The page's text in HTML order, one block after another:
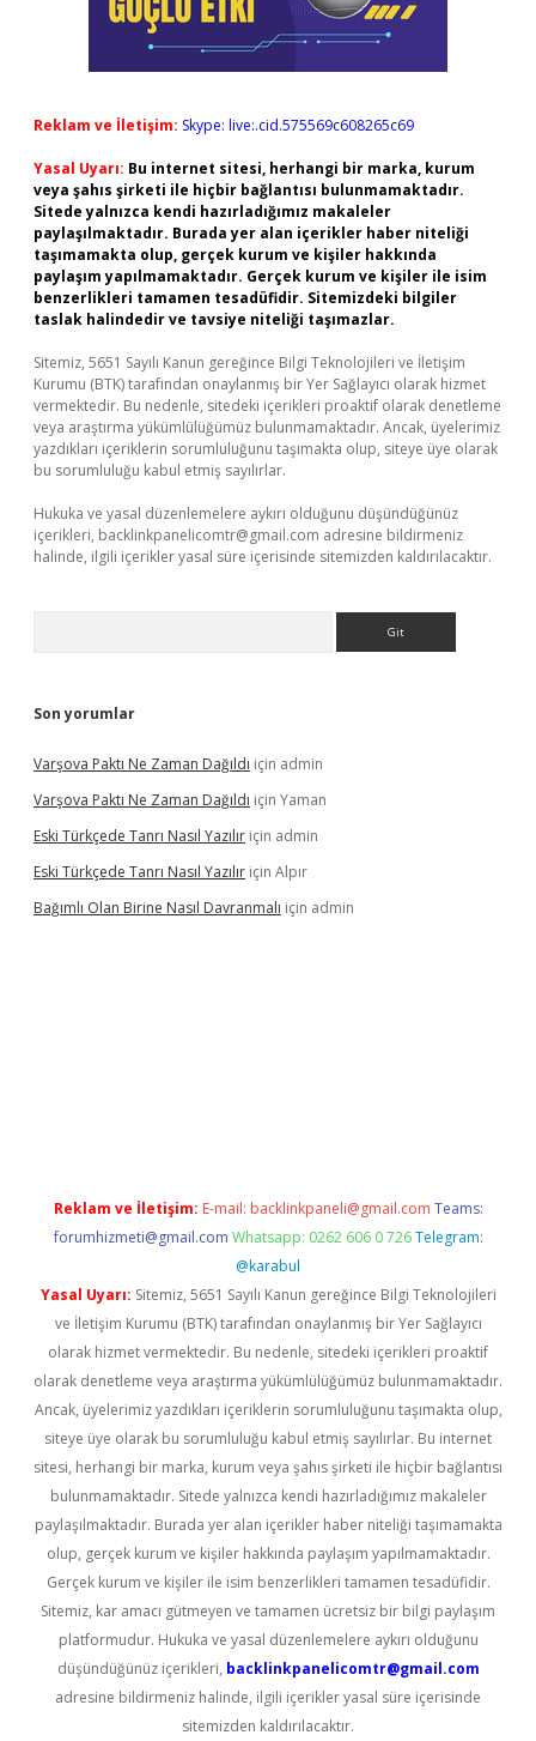
Reklam ve İletişim: Skype: live:.cid.575569c608265c69
Yasal Uyarı: Bu internet sitesi, herhangi bir marka, kurum
veya şahıs şirketi ile hiçbir bağlantısı bulunmamaktadır.
Sitede yalnızca kendi hazırladığımız makaleler
paylaşılmaktadır. Burada yer alan içerikler haber niteliği
taşımamakta olup, gerçek kurum ve kişiler hakkında
paylaşım yapılmamaktadır. Gerçek kurum ve kişiler ile isim
benzerlikleri tamamen tesadüfidir. Sitemizdeki bilgiler
taslak halindedir ve tavsiye niteliği taşımazlar.
Sitemiz, 5651 Sayılı Kanun gereğince Bilgi Teknolojileri ve İletişim
Kurumu (BTK) tarafından onaylanmış bir Yer Sağlayıcı olarak hizmet
vermektedir. Bu nedenle, sitedeki içerikleri proaktif olarak denetleme
veya araştırma yükümlülüğümüz bulunmamaktadır. Ancak, üyelerimiz
yazdıkları içeriklerin sorumluluğunu taşımakta olup, siteye üye olarak
bu sorumluluğu kabul etmiş sayılırlar.
Hukuka ve yasal düzenlemelere aykırı olduğunu düşündüğünüz
içerikleri, backlinkpanelicomtr@gmail.com adresine bildirmeniz
halinde, ilgili içerikler yasal süre içerisinde sitemizden kaldırılacaktır.
Son yorumlar
Varşova Paktı Ne Zaman Dağıldı için admin
Varşova Paktı Ne Zaman Dağıldı için Yaman
Eski Türkçede Tanrı Nasıl Yazılır için admin
Eski Türkçede Tanrı Nasıl Yazılır için Alpır
Bağımlı Olan Birine Nasıl Davranmalı için admin
Reklam ve İletişim: E-mail: backlinkpaneli@gmail.com Teams:
forumhizmeti@gmail.com Whatsapp: 0262 606 0 726 Telegram:
@karabul
Yasal Uyarı: Sitemiz, 5651 Sayılı Kanun gereğince Bilgi Teknolojileri
ve İletişim Kurumu (BTK) tarafından onaylanmış bir Yer Sağlayıcı
olarak hizmet vermektedir. Bu nedenle, sitedeki içerikleri proaktif
olarak denetleme veya araştırma yükümlülüğümüz bulunmamaktadır.
Ancak, üyelerimiz yazdıkları içeriklerin sorumluluğunu taşımakta olup,
siteye üye olarak bu sorumluluğu kabul etmiş sayılırlar. Bu internet
sitesi, herhangi bir marka, kurum veya şahıs şirketi ile hiçbir bağlantısı
bulunmamaktadır. Sitede yalnızca kendi hazırladığımız makaleler
paylaşılmaktadır. Burada yer alan içerikler haber niteliği taşımamakta
olup, gerçek kurum ve kişiler hakkında paylaşım yapılmamaktadır.
Gerçek kurum ve kişiler ile isim benzerlikleri tamamen tesadüfidir.
Sitemiz, kar amacı gütmeyen ve tamamen ücretsiz bir bilgi paylaşım
platformudur. Hukuka ve yasal düzenlemelere aykırı olduğunu
düşündüğünüz içerikleri, backlinkpanelicomtr@gmail.com
adresine bildirmeniz halinde, ilgili içerikler yasal süre içerisinde
sitemizden kaldırılacaktır.